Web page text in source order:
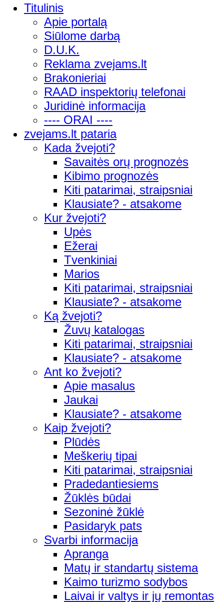
Titulinis
Apie portalą
Siūlome darbą
D.U.K.
Reklama zvejams.lt
Brakonieriai
RAAD inspektorių telefonai
Juridinė informacija
---- ORAI ----
zvejams.lt pataria
Kada žvejoti?
Savaitės orų prognozės
Kibimo prognozės
Kiti patarimai, straipsniai
Klausiate? - atsakome
Kur žvejoti?
Upės
Ežerai
Tvenkiniai
Marios
Kiti patarimai, straipsniai
Klausiate? - atsakome
Ką žvejoti?
Žuvų katalogas
Kiti patarimai, straipsniai
Klausiate? - atsakome
Ant ko žvejoti?
Apie masalus
Jaukai
Klausiate? - atsakome
Kaip žvejoti?
Plūdės
Meškerių tipai
Kiti patarimai, straipsniai
Pradedantiesiems
Žūklės būdai
Sezoninė žūklė
Pasidaryk pats
Svarbi informacija
Apranga
Matų ir standartų sistema
Kaimo turizmo sodybos
Laivai ir valtys ir jų remontas